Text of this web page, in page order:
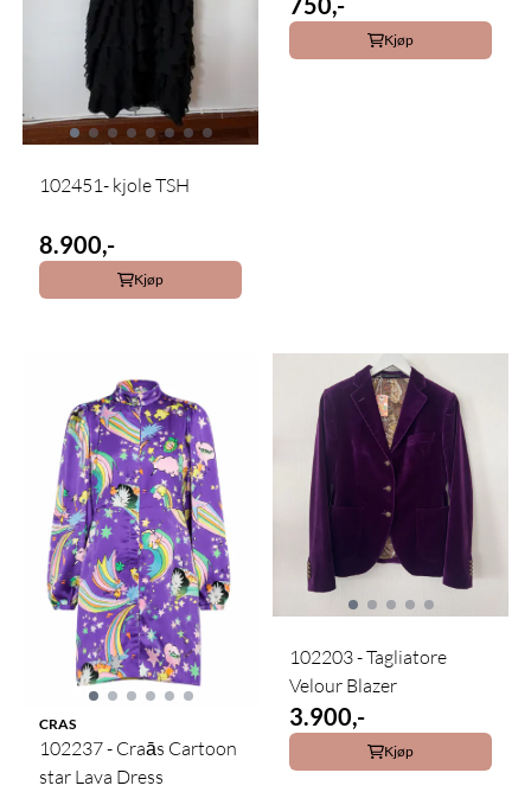
102451- kjole TSH
8.900,-
Kjøp
Kjøp
CRAS
102237 - Craās Cartoon
star Lava Dress
102203 - Tagliatore
Velour Blazer
3.900,-
Kjøp